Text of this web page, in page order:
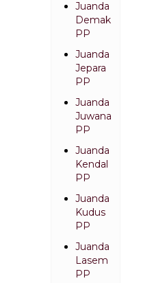
Juanda
Demak
PP
Juanda
Jepara
PP
Juanda
Juwana
PP
Juanda
Kendal
PP
Juanda
Kudus
PP
Juanda
Lasem
PP